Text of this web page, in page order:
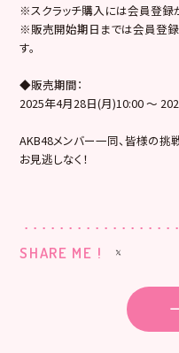
※スクラッチ購入には会員登録
※販売開始期日までは会員登録
す。
◆販売期間：
2025年4月28日(月)10:00 ～
AKB48メンバー一同、皆様の挑
お見逃しなく！
SHARE ME !